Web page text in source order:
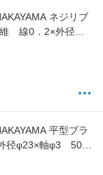
ネジリブ
線0．2×外径
平型ブラ
φ23×軸φ3 50本